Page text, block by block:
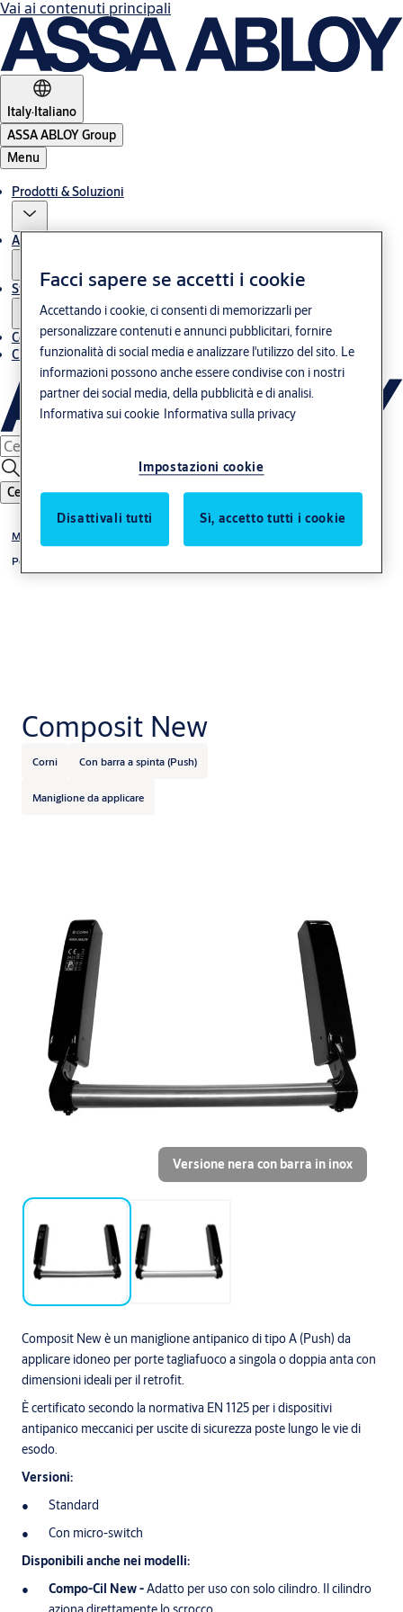
Vai ai contenuti principali
Italy·Italiano
ASSA ABLOY Group
Menu
Prodotti & Soluzioni
Assistenza post-vendita
Storie
Contatti
Chi siamo
Cerca
Maniglioni antipanico
Porte EN 1125
Composit New
Corni Con barra a spinta (Push)
Maniglione da applicare
Composit New è un maniglione antipanico di tipo A (Push) da
applicare idoneo per porte tagliafuoco a singola o doppia anta con
dimensioni ideali per il retrofit.
È certificato secondo la normativa EN 1125 per i dispositivi
antipanico meccanici per uscite di sicurezza poste lungo le vie di
esodo.
Versioni:
Standard
Con micro-switch
Disponibili anche nei modelli:
Compo-Cil New -Adatto per uso con solo cilindro. Il cilindro
Versione nera con barra in inox
Facci sapere se accetti i cookie
Accettando i cookie, ci consenti di memorizzarli per
personalizzare contenuti e annunci pubblicitari, fornire
funzionalità di social media e analizzare l'utilizzo del sito. Le
informazioni possono anche essere condivise con i nostri
partner dei social media, della pubblicità e di analisi.
Informativa sui cookie Informativa sulla privacy
Impostazioni cookie
Disattivali tutti Sì, accetto tutti i cookie